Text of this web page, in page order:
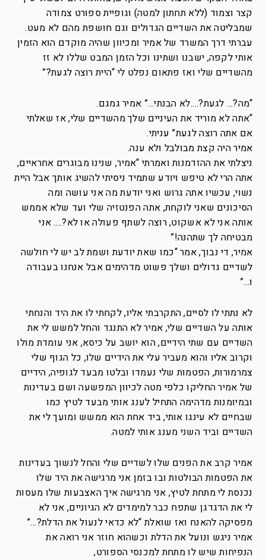
קצר וצמוד (ללא תחתון למטה) וגופיית ספורט צמודה
שמבליטה את השדיים הגדולים וגם חושפת מהם לא מעט.
עברתי דרך המשרד של אמיר ומכיוון שהיה מוקדם הוא הזמין
אותי לקפה, ישבנו ושתינו וכל הזמן המבט שללו לא זז
מהשדיים שלי ואז פתאום נפלט לי “היית רוצה לגעת?”
“מה?… לגעת?….לא הבנתי…” אמיר גמגם.
“אתה לא מוריד את העיניים שלך מהשדיים שלי, אז שאלתי
אם אתה רוצה לגעת” עניתי.
אמיר היה קצת מבולבל ולא ענה.
ניצלתי את ההזדמנות ואמרתי “אמיר, שנינו מבוגרים אחראיים,
אתה הרי לא טיפש ויודע שתמיד ניסיתי להשיג אותך אבל היית
נשוי, עכשיו אתה גרוש ואני יודעת מה אני עושה ומה
הסיכונים שאני לוקחת, אתה הפנטזיה שלי ועד שלא אממש
אותה אני לא אשקוט, רוצה לשתף פעולה או לא?…. אני
מבטיחה לך שתהנה!”
אמיר, די נבוך, אמר “כמו שאת יודעת ושמת לב יש לי חולשה
לשדיים גדולים ושלך פשוט מדהימים אבל אנחנו בעבודה
ו…”
לא נתתי לו לסיים, התקרבתי אליו, לקחתי לו את היד והנחתי
אותה על השדיים שלי, אמיר לא התנגד והחל למשש לי את
השדיים עם שתי הידיים, הוא יושב על כיסא, אני עומדת מולו
וקרוב אליו והוא מעביר עלי את הידיים שלו, כל הגוף שלי
צמרמורות, הפטמות שלי נעמדו ובלטו מבעד לגופיה, הידיים
של אמיר החליקו כלפי מטה לכיוון המפשעה ושם בעדינות
ובמיומנות מדהימה התחיל לענג אותי מבעד לטיץ כמו
שבחיים לא עינגו אותי, ביד אחת הוא ממשש ומועך לי את
השדיים וביד השני מענג אותי למטה.
אמיר קרב את הפנים שלו לשדיים שלי והחל לנשוך בעדינות
את הפטמות הבולטות ובו בזמן אני מרגישה את היד שלו
נכנסת לי מתחת לטיץ, אני מרגישה איך האצבעות שלו מעסות
לי את הדגדגן שתפח כבר למימדים לא הגיוניים, אני לא
מפסיקה להאנח ואז שואלת “לא כדאי לנעול את הדלת?…”
אמיר ניגש ונועל את הדלת וכשהוא חוזר אני רואה את
הנפיחות שיש לו מתחת למכנסי הספורט,